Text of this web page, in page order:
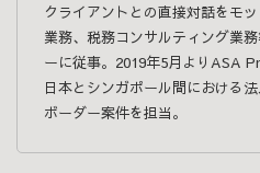
クライアントとの直接対話をモ
業務、税務コンサルティング業
ーに従事。2019年5月よりASA
日本とシンガポール間における
ボーダー案件を担当。